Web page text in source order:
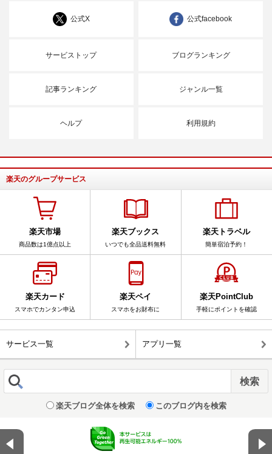
公式X 公式facebook
サービストップ ブログランキング
記事ランキング ジャンル一覧
ヘルプ 利用規約
楽天のグループサービス
楽天市場
商品数は1億点以上
楽天ブックス
いつでも全品送料無料
楽天トラベル
簡単宿泊予約！
楽天カード
スマホでカンタン申込
楽天ペイ
スマホをお財布に
楽天PointClub
手軽にポイントを確認
サービス一覧 アプリ一覧
楽天ブログ全体を検索 このブログ内を検索